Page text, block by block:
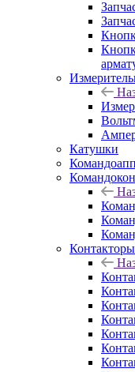
Катушки
Контакторы